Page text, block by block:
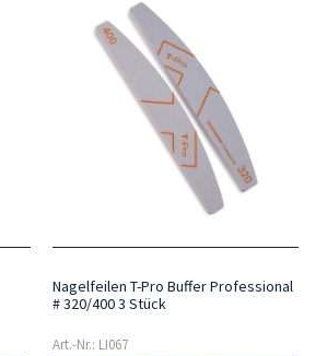
Nagelfeilen T-Pro Buffer Professional
# 320/400 3 Stück
Art.-Nr.: LI067